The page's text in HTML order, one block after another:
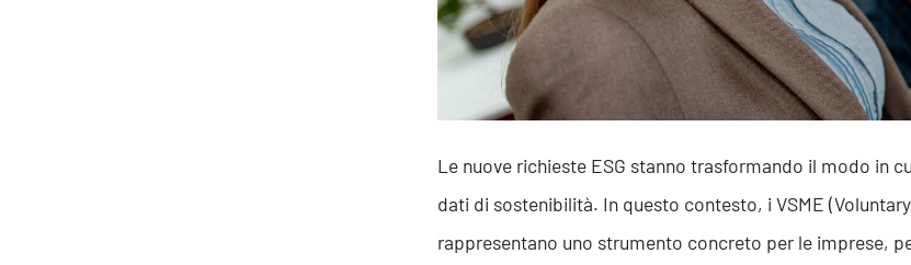
Le nuove richieste ESG stanno trasformando il modo in
dati di sostenibilità. In questo contesto, i VSME
rappresentano uno strumento concreto per le imprese,